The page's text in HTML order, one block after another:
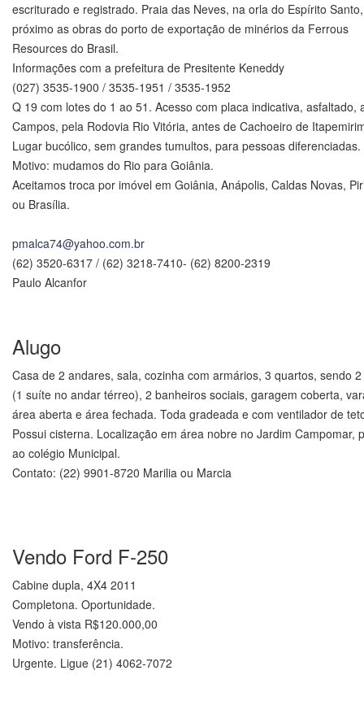
escriturado e registrado. Praia das Neves, na orla do Espírito Santo,
próximo as obras do porto de exportação de minérios da Ferrous
Resources do Brasil.
Informações com a prefeitura de Presitente Keneddy
(027) 3535-1900 / 3535-1951 / 3535-1952
Q 19 com lotes do 1 ao 51. Acesso com placa indicativa, asfaltado,
Campos, pela Rodovia Rio Vitória, antes de Cachoeiro de
Lugar bucólico, sem grandes tumultos, para pessoas diferenciadas.
Motivo: mudamos do Rio para Goiânia.
Aceitamos troca por imóvel em Goiânia, Anápolis, Caldas Novas,
ou Brasília.
pmalca74@yahoo.com.br
(62) 3520-6317 / (62) 3218-7410- (62) 8200-2319
Paulo Alcanfor
Alugo
Casa de 2 andares, sala, cozinha com armários, 3 quartos, sendo
(1 suíte no andar térreo), 2 banheiros sociais, garagem coberta,
área aberta e área fechada. Toda gradeada e com ventilador de
Possui cisterna. Localização em área nobre no Jardim Campomar,
ao colégio Municipal.
Contato: (22) 9901-8720 Marilia ou Marcia
Vendo Ford F-250
Cabine dupla, 4X4 2011
Completona. Oportunidade.
Vendo à vista R$120.000,00
Motivo: transferência.
Urgente. Ligue (21) 4062-7072